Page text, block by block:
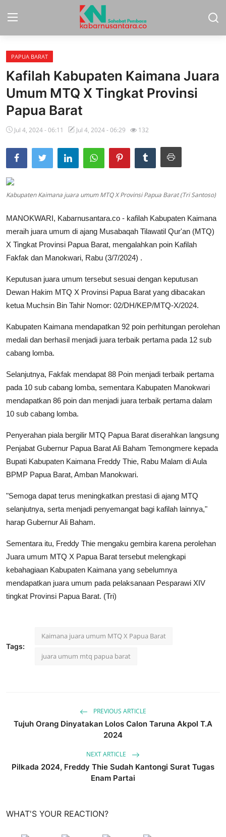
Home
Sport
Nasional
More
Daerah
Politik
Hukum
Opini
Parlementaria
PAPUA BARAT
Kafilah Kabupaten Kaimana Juara
Umum MTQ X Tingkat Provinsi
Papua Barat
Jul 4, 2024 - 06:11 Jul 4, 2024 - 06:29 132
Kabupaten Kaimana juara umum MTQ X Provinsi Papua Barat (Tri Santoso)
MANOKWARI, Kabarnusantara.co - kafilah Kabupaten Kaimana
meraih juara umum di ajang Musabaqah Tilawatil Qur'an (MTQ)
X Tingkat Provinsi Papua Barat, mengalahkan poin Kafilah
Fakfak dan Manokwari, Rabu (3/7/2024) .
Keputusan juara umum tersebut sesuai dengan keputusan
Dewan Hakim MTQ X Provinsi Papua Barat yang dibacakan
ketua Muchsin Bin Tahir Nomor: 02/DH/KEP/MTQ-X/2024.
Kabupaten Kaimana mendapatkan 92 poin perhitungan perolehan
medali dan berhasil menjadi juara terbaik pertama pada 12 sub
cabang lomba.
Selanjutnya, Fakfak mendapat 88 Poin menjadi terbaik pertama
pada 10 sub cabang lomba, sementara Kabupaten Manokwari
mendapatkan 86 poin dan menjadi juara terbaik pertama dalam
10 sub cabang lomba.
Penyerahan piala bergilir MTQ Papua Barat diserahkan langsung
Penjabat Gubernur Papua Barat Ali Baham Temongmere kepada
Bupati Kabupaten Kaimana Freddy Thie, Rabu Malam di Aula
BPMP Papua Barat, Amban Manokwari.
"Semoga dapat terus meningkatkan prestasi di ajang MTQ
selanjutnya, serta menjadi penyemangat bagi kafilah lainnya,"
harap Gubernur Ali Baham.
Sementara itu, Freddy Thie mengaku gembira karena perolehan
Juara umum MTQ X Papua Barat tersebut melengkapi
kebahagiaan Kabupaten Kaimana yang sebelumnya
mendapatkan juara umum pada pelaksanaan Pesparawi XIV
tingkat Provinsi Papua Barat. (Tri)
Tags:
Kaimana juara umum MTQ X Papua Barat
juara umum mtq papua barat
PREVIOUS ARTICLE
Tujuh Orang Dinyatakan Lolos Calon Taruna Akpol T.A
2024
NEXT ARTICLE
Pilkada 2024, Freddy Thie Sudah Kantongi Surat Tugas
Enam Partai
WHAT'S YOUR REACTION?